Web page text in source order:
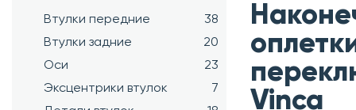
Втулки передние
38
Втулки задние
20
Оси
23
Эксцентрики втулок
7
Vinca